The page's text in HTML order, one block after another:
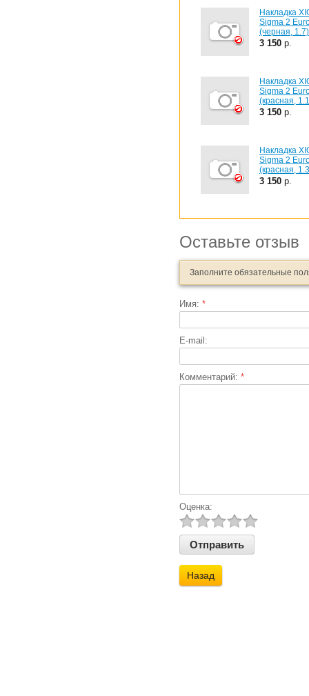
Накладка
Sigma 2
(черная, 1.7)
3 150 р.
Накладка
Sigma 2
(красная,
3 150 р.
Накладка
Sigma 2
(красная,
3 150 р.
Оставьте отзыв
Заполните обязательные
Имя: *
E-mail:
Комментарий: *
Оценка:
Назад